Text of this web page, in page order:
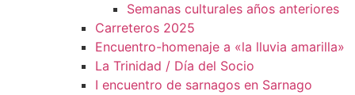
Semanas culturales años anteriores
Carreteros 2025
Encuentro-homenaje a «la lluvia amarilla»
La Trinidad / Día del Socio
I encuentro de sarnagos en Sarnago